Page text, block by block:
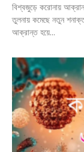
বিশ্বজুড়ে করোনায়
তুলনায় কমেছে নতুন
আক্রান্ত হয়ে...